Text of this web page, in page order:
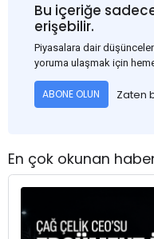
Bu içeriğe
erişebilir.
Piyasalara dair
yoruma ulaşmak için
ABONE OLUN Zaten
En çok okunan